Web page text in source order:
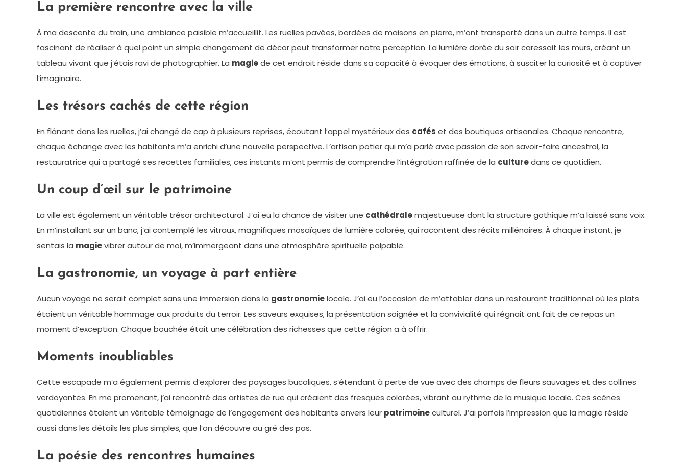
La première rencontre avec la ville
À ma descente du train, une ambiance paisible m’accueillit. Les ruelles pavées, bordées de maisons en pierre, m’ont transporté dans un autre temps. Il est
fascinant de réaliser à quel point un simple changement de décor peut transformer notre perception. La lumière dorée du soir caressait les murs, créant un
tableau vivant que j’étais ravi de photographier. La magiede cet endroit réside dans sa capacité à évoquer des émotions, à susciter la curiosité et à captiver
l’imaginaire.
Les trésors cachés de cette région
En flânant dans les ruelles, j’ai changé de cap à plusieurs reprises, écoutant l’appel mystérieux des cafés et des boutiques artisanales. Chaque rencontre,
chaque échange avec les habitants m’a enrichi d’une nouvelle perspective. L’artisan potier qui m’a parlé avec passion de son savoir-faire ancestral, la
restauratrice qui a partagé ses recettes familiales, ces instants m’ont permis de comprendre l’intégration raffinée de la culturedans ce quotidien.
Un coup d’œil sur le patrimoine
La ville est également un véritable trésor architectural. J’ai eu la chance de visiter une cathédralemajestueuse dont la structure gothique m’a laissé sans voix.
En m’installant sur un banc, j’ai contemplé les vitraux, magnifiques mosaïques de lumière colorée, qui racontent des récits millénaires. À chaque instant, je
sentais la magievibrer autour de moi, m’immergeant dans une atmosphère spirituelle palpable.
La gastronomie, un voyage à part entière
Aucun voyage ne serait complet sans une immersion dans la gastronomielocale. J’ai eu l’occasion de m’attabler dans un restaurant traditionnel où les plats
étaient un véritable hommage aux produits du terroir. Les saveurs exquises, la présentation soignée et la convivialité qui régnait ont fait de ce repas un
moment d’exception. Chaque bouchée était une célébration des richesses que cette région a à offrir.
Moments inoubliables
Cette escapade m’a également permis d’explorer des paysages bucoliques, s’étendant à perte de vue avec des champs de fleurs sauvages et des collines
verdoyantes. En me promenant, j’ai rencontré des artistes de rue qui créaient des fresques colorées, vibrant au rythme de la musique locale. Ces scènes
quotidiennes étaient un véritable témoignage de l’engagement des habitants envers leur patrimoineculturel. J’ai parfois l’impression que la magie réside
aussi dans les détails les plus simples, que l’on découvre au gré des pas.
La poésie des rencontres humaines